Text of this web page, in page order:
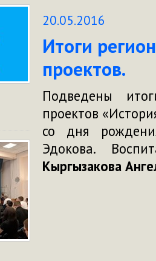
20.05.2016
Итоги
проектов.
Подведены
проектов
со дня
Эдокова.
Кыргызакова